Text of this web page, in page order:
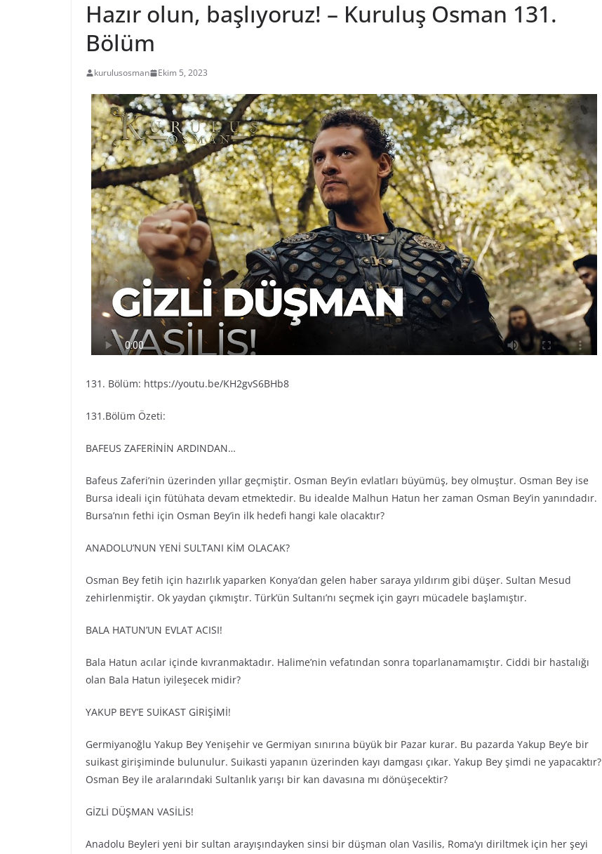
Hazır olun, başlıyoruz! – Kuruluş Osman 131.
Bölüm
kurulusosman Ekim 5, 2023
131. Bölüm: https://youtu.be/KH2gvS6BHb8
131.Bölüm Özeti:
BAFEUS ZAFERİNİN ARDINDAN…
Bafeus Zaferi’nin üzerinden yıllar geçmiştir. Osman Bey’in evlatları büyümüş, bey olmuştur. Osman Bey ise
Bursa ideali için fütühata devam etmektedir. Bu idealde Malhun Hatun her zaman Osman Bey’in yanındadır.
Bursa’nın fethi için Osman Bey’in ilk hedefi hangi kale olacaktır?
ANADOLU’NUN YENİ SULTANI KİM OLACAK?
Osman Bey fetih için hazırlık yaparken Konya’dan gelen haber saraya yıldırım gibi düşer. Sultan Mesud
zehirlenmiştir. Ok yaydan çıkmıştır. Türk’ün Sultanı’nı seçmek için gayrı mücadele başlamıştır.
BALA HATUN’UN EVLAT ACISI!
Bala Hatun acılar içinde kıvranmaktadır. Halime’nin vefatından sonra toparlanamamıştır. Ciddi bir hastalığı
olan Bala Hatun iyileşecek midir?
YAKUP BEY’E SUİKAST GİRİŞİMİ!
Germiyanoğlu Yakup Bey Yenişehir ve Germiyan sınırına büyük bir Pazar kurar. Bu pazarda Yakup Bey’e bir
suikast girişiminde bulunulur. Suikasti yapanın üzerinden kayı damgası çıkar. Yakup Bey şimdi ne yapacaktır?
Osman Bey ile aralarındaki Sultanlık yarışı bir kan davasına mı dönüşecektir?
GİZLİ DÜŞMAN VASİLİS!
Anadolu Beyleri yeni bir sultan arayışındayken sinsi bir düşman olan Vasilis, Roma’yı diriltmek için her şeyi